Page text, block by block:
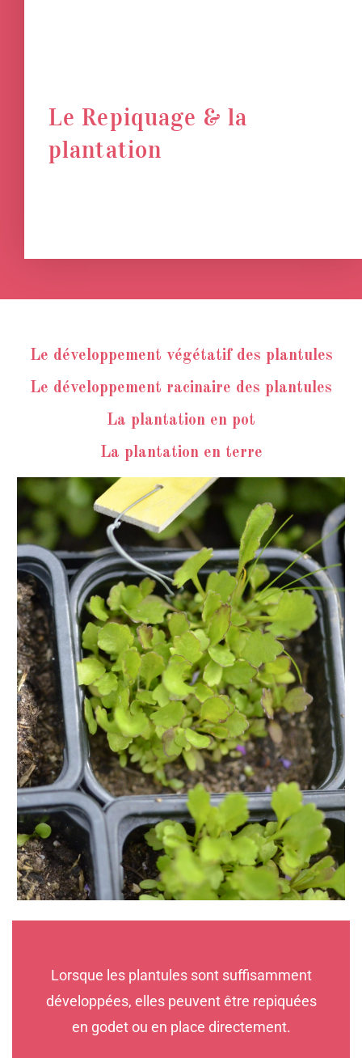
Le Repiquage & la
plantation
Le développement végétatif des plantules
Le développement racinaire des plantules
La plantation en pot
La plantation en terre
Lorsque les plantules sont suffisamment
développées, elles peuvent être repiquées
en godet ou en place directement.